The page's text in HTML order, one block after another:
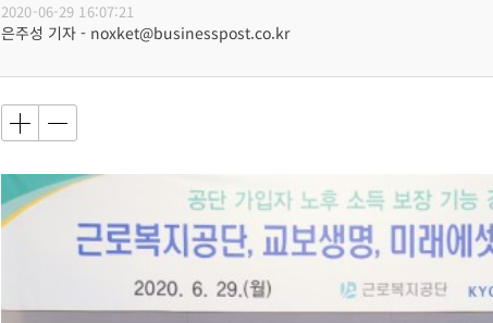
2020-06-29 16:07:21
은주성 기자 - noxket@businesspost.co.kr